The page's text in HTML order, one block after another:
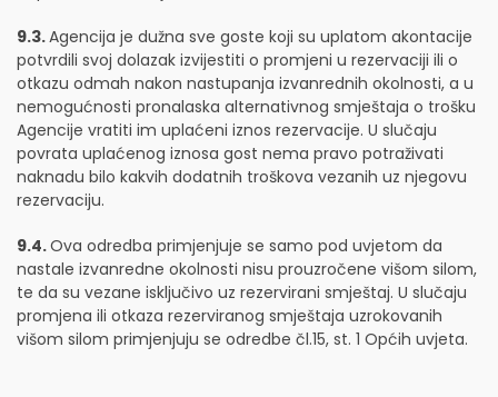
9.3.Agencija je dužna sve goste koji su uplatom akontacije
potvrdili svoj dolazak izvijestiti o promjeni u rezervaciji ili o
otkazu odmah nakon nastupanja izvanrednih okolnosti, a u
nemogućnosti pronalaska alternativnog smještaja o trošku
Agencije vratiti im uplaćeni iznos rezervacije. U slučaju
povrata uplaćenog iznosa gost nema pravo potraživati
naknadu bilo kakvih dodatnih troškova vezanih uz njegovu
rezervaciju.
9.4.Ova odredba primjenjuje se samo pod uvjetom da
nastale izvanredne okolnosti nisu prouzročene višom silom,
te da su vezane isključivo uz rezervirani smještaj. U slučaju
promjena ili otkaza rezerviranog smještaja uzrokovanih
višom silom primjenjuju se odredbe čl.15, st. 1 Općih uvjeta.